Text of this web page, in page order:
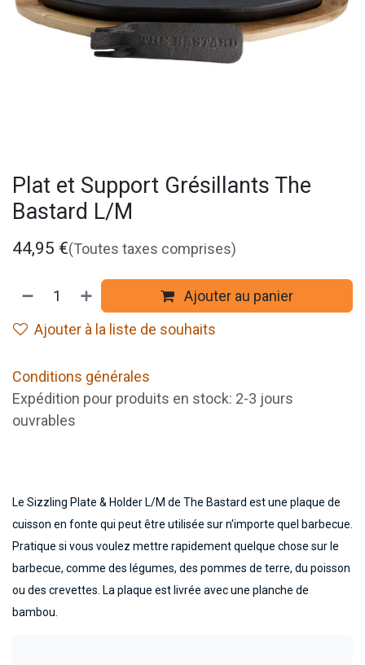
Plat et Support Grésillants The
Bastard L/M
44,95 €(Toutes taxes comprises)
Ajouter au panier
Ajouter à la liste de souhaits
Conditions générales
Expédition pour produits en stock: 2-3 jours
ouvrables
Le Sizzling Plate & Holder L/M de The Bastard est une plaque de
cuisson en fonte qui peut être utilisée sur n'importe quel barbecue.
Pratique si vous voulez mettre rapidement quelque chose sur le
barbecue, comme des légumes, des pommes de terre, du poisson
ou des crevettes. La plaque est livrée avec une planche de
bambou.